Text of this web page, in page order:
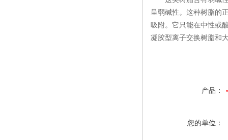
呈弱碱性。这种树脂的
吸附。它只能在中性或
凝胶型离子交换树脂和
产品：
您的单位：